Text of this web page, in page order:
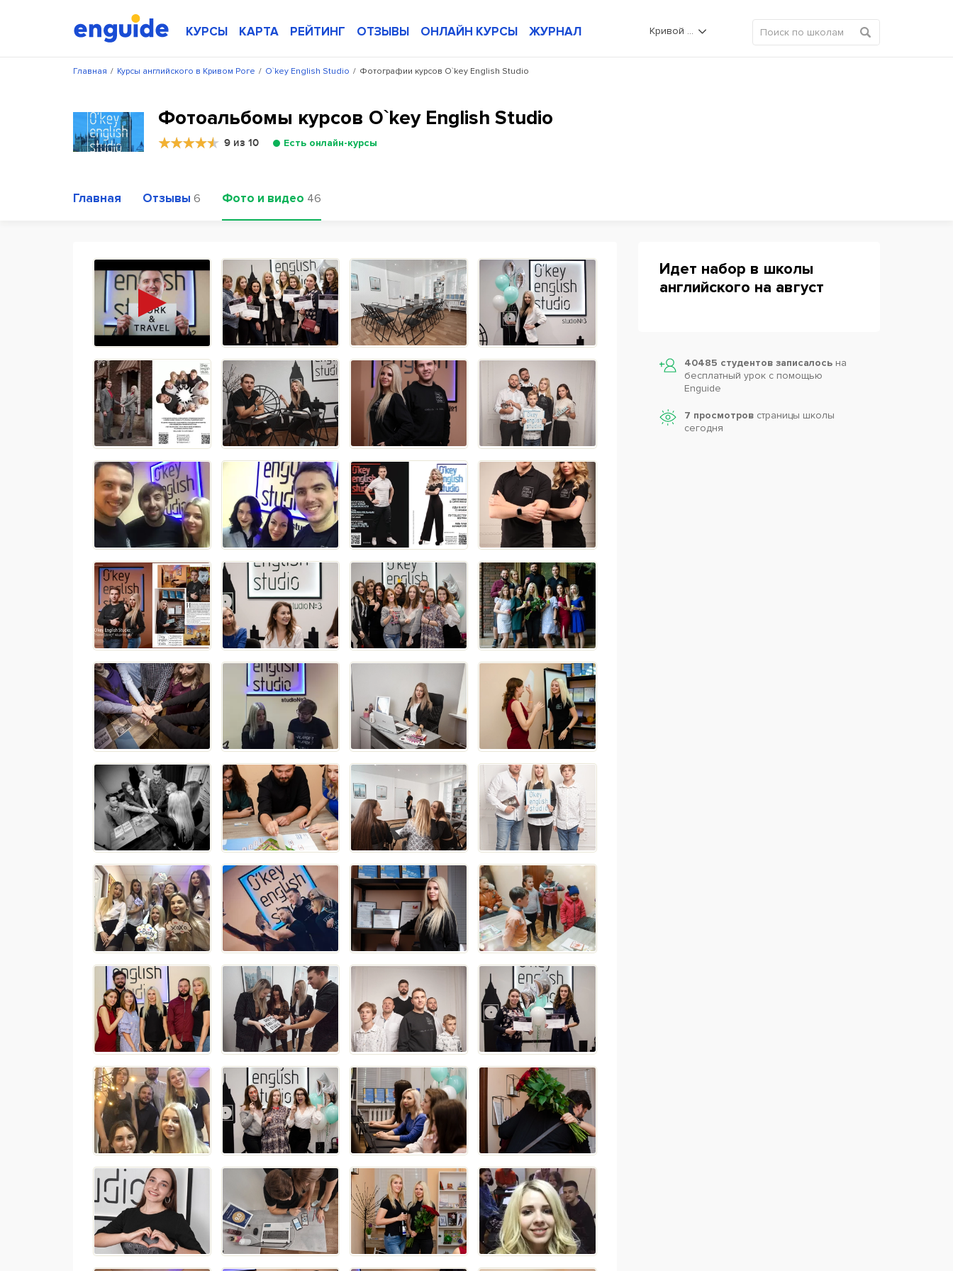
КУРСЫ КАРТА РЕЙТИНГ ОТЗЫВЫ ОНЛАЙН КУРСЫ ЖУРНАЛ Кривой Рог
/
Главная /
Курсы английского в Кривом Роге /
O`key English Studio Фотографии курсов O`key English Studio
Фотоальбомы курсов O`key English Studio
9 из 10 Есть онлайн-курсы
Главная Отзывы 6 Фото и видео 46
Идет набор в школы
английского на август
40485 студентов записалось на
бесплатный урок с помощью
Enguide
7 просмотровстраницы школы
сегодня